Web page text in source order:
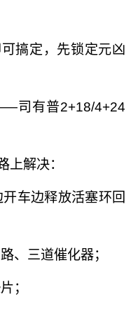
搞定，先锁定元凶
司有普2+18/4+24
上解决：
车边释放活塞环回
、三道催化器；
；